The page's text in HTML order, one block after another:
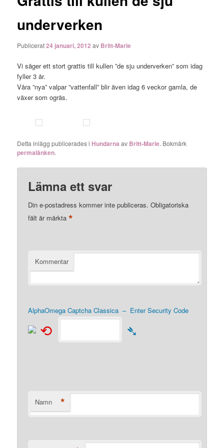
underverken
Publicerat24 januari, 2012 av Britt-Marie
Vi säger ett stort grattis till kullen ”de sju underverken” som idag
fyller 3 år.
Våra ”nya” valpar ”vattenfall” blir även idag 6 veckor gamla, de
växer som ogräs.
Detta inlägg publicerades i Hundarna av Britt-Marie. Bokmärk
permalänken.
Lämna ett svar
Din e-postadress kommer inte publiceras. Obligatoriska
fält är märkta*
Kommentar
AlphaOmega Captcha Classica – Enter Security Code
⟲ ➴
Namn *